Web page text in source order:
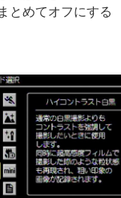
とめてオフにする